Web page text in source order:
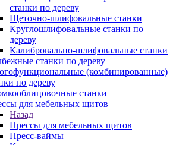
станки по дереву
Щеточно-шлифовальные станки
Круглошлифовальные станки по
дереву
Калибровально-шлифовальные станки
станки по дереву
(комбинированные)
по дереву
станки
для мебельных щитов
Назад
Прессы для мебельных щитов
Пресс-ваймы